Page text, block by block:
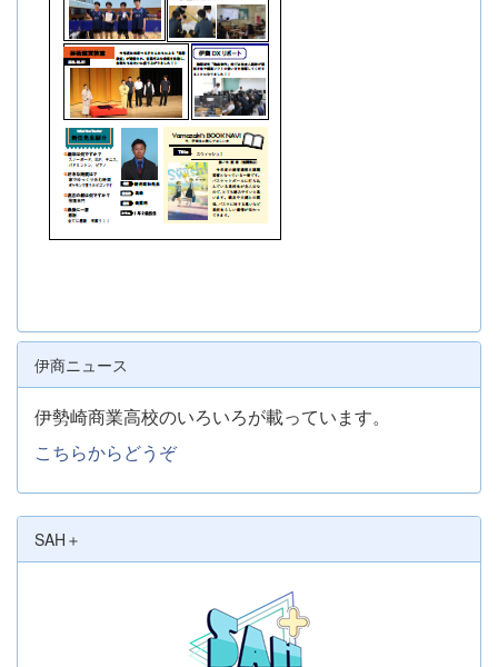
伊商ニュース
伊勢崎商業高校のいろいろが載っています。
こちらからどうぞ
SAH＋